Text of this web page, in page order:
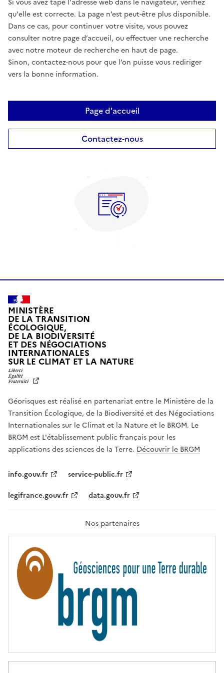
Si vous avez tapé l'adresse web dans le navigateur, vérifiez
qu'elle est correcte. La page n’est peut-être plus disponible.
Dans ce cas, pour continuer votre visite, vous pouvez
consulter notre page d’accueil, ou effectuer une recherche
avec notre moteur de recherche en haut de page.
Sinon, contactez-nous pour que l’on puisse vous rediriger
vers la bonne information.
Page d'accueil
Contactez-nous
MINISTÈRE
DE LA TRANSITION
ÉCOLOGIQUE,
DE LA BIODIVERSITÉ
ET DES NÉGOCIATIONS
INTERNATIONALES
SUR LE CLIMAT ET LA NATUREL
T
É
,
É
G
A
L
F
A
T
R
T
É
Géorisques est réalisé en partenariat entre le Ministère de la
Transition Écologique, de la Biodiversité et des Négociations
Internationales sur le Climat et la Nature et le BRGM. Le
BRGM est L'établissement public français pour les
applications des sciences de la Terre. Découvrir le BRGM
info.gouv.fr
service-public.fr
legifrance.gouv.fr
data.gouv.fr
Nos partenaires